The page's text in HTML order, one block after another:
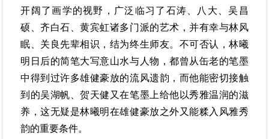
开阔了画学的视野，广泛临习了石涛、八大、吴昌
硕、齐白石、黄宾虹诸多门派的艺术，并有幸与林风
眠、关良先辈相识，结为终生师友。不可否认，林曦
明日后的简笔大写意山水与人物，都曾从缶老的笔墨
中得到过许多雄健豪放的流风遗韵，而他能密切接触
到的吴湖帆、贺天健又在笔墨上给他以秀雅温润的滋
养，这无疑是林曦明在雄健豪放之外又能糅入风雅秀
韵的重要条件。